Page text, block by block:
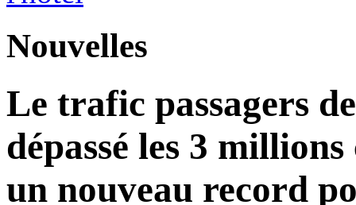
Nouvelles
Le trafic passagers
dépassé les 3
un nouveau record